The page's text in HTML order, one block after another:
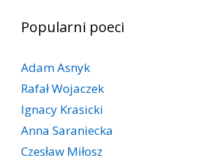
Popularni poeci
Adam Asnyk
Rafał Wojaczek
Ignacy Krasicki
Anna Saraniecka
Czesław Miłosz